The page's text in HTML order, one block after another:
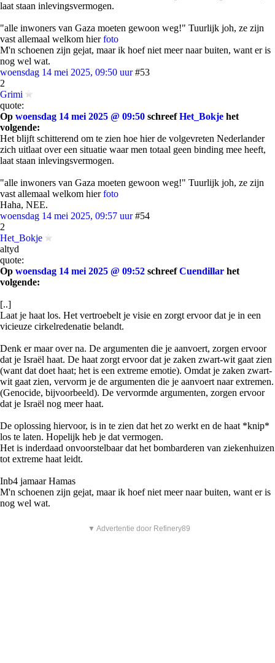
laat staan inlevingsvermogen.
"alle inwoners van Gaza moeten gewoon weg!" Tuurlijk joh, ze zijn
vast allemaal welkom hierfoto
M'n schoenen zijn gejat, maar ik hoef niet meer naar buiten, want er is
nog wel wat.
woensdag 14 mei 2025, 09:50 uur #53
2
Grimi
quote:
Op woensdag 14 mei 2025 @ 09:50 schreefHet_Bokje het
volgende:
Het blijft schitterend om te zien hoe hier de volgevreten Nederlander
zich uitlaat over een situatie waar men totaal geen binding mee heeft,
laat staan inlevingsvermogen.
"alle inwoners van Gaza moeten gewoon weg!" Tuurlijk joh, ze zijn
vast allemaal welkom hierfoto
Haha, NEE.
woensdag 14 mei 2025, 09:57 uur #54
2
Het_Bokje
altyd
quote:
Op woensdag 14 mei 2025 @ 09:52 schreefCuendillar het
volgende:
[..]
Laat je haat los. Het vertroebelt je visie en zorgt ervoor dat je in een
vicieuze cirkelredenatie belandt.
Denk er maar over na. De argumenten die je aanvoert, zorgen ervoor
dat je Israël haat. De haat zorgt ervoor dat je zaken zwart-wit gaat zien
(want dat doet haat; het is een extreme emotie). Omdat je zaken zwart-
wit gaat zien, vervorm je de argumenten die je aanvoert naar extremen.
(Genocide, bijvoorbeeld). De vervormde argumenten, zorgen ervoor
dat je Israël nog meer haat.
De oplossing hiervoor, is in te zien dat het zo werkt en de haat *knip*
los te laten. Hopelijk heb je dat vermogen.
Het is inderdaad onvoorstelbaar dat het bombarderen van ziekenhuizen
tot extreme haat leidt.
Inb4 jamaar Hamas
M'n schoenen zijn gejat, maar ik hoef niet meer naar buiten, want er is
nog wel wat.
▼ Advertentie door Refinery89